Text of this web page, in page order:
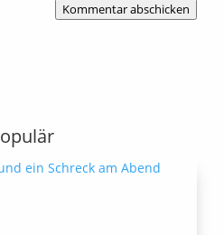
Kommentar abschicken